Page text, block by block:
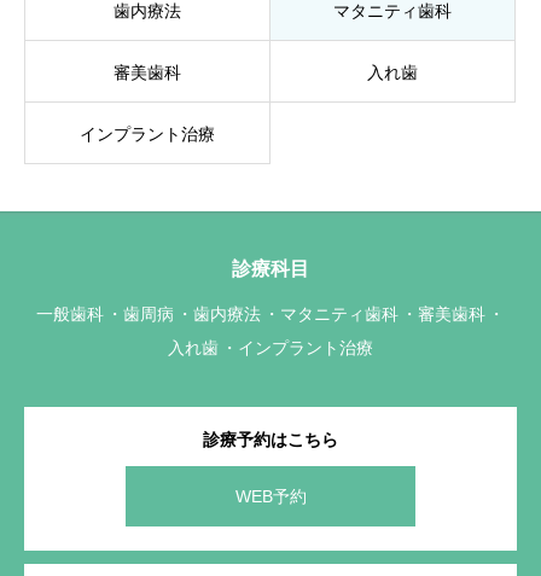
歯内療法 マタニティ歯科
審美歯科 入れ歯
インプラント治療
診療科目
一般歯科 歯周病 歯内療法 マタニティ歯科
審美歯科
入れ歯
インプラント治療
診療予約はこちら
WEB予約